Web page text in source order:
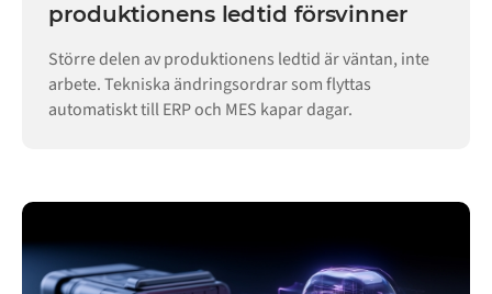
produktionens ledtid försvinner
Större delen av produktionens ledtid är väntan, inte
arbete. Tekniska ändringsordrar som flyttas
automatiskt till ERP och MES kapar dagar.